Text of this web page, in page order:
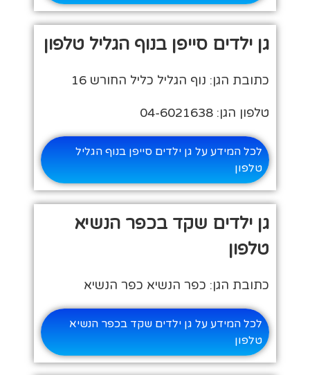
גן ילדים סייפן בנוף הגליל טלפון
כתובת הגן: נוף הגליל כליל החורש 16
טלפון הגן: 04-6021638
לכל המידע על גן ילדים סייפן בנוף הגליל
טלפון
גן ילדים שקד בכפר הנשיא
טלפון
כתובת הגן: כפר הנשיא כפר הנשיא
לכל המידע על גן ילדים שקד בכפר הנשיא
טלפון